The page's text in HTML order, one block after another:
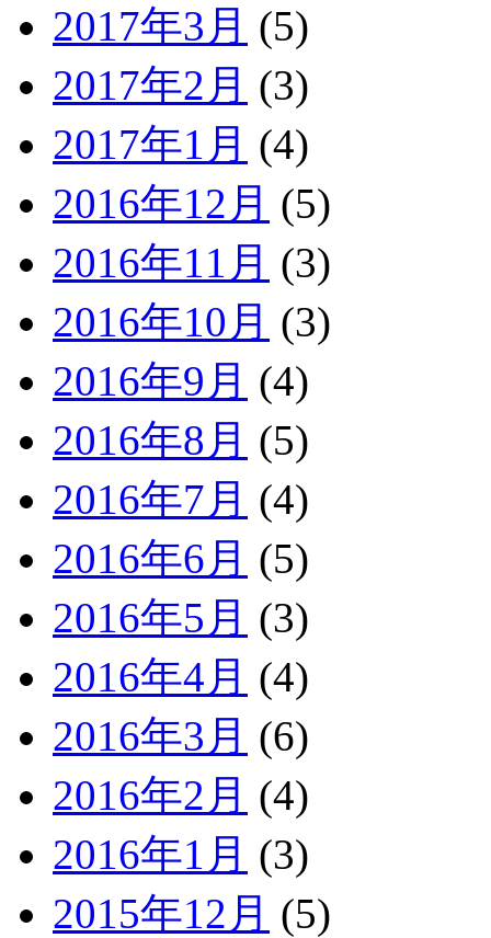
2017年3月 (5)
2017年2月 (3)
2017年1月 (4)
2016年12月 (5)
2016年11月 (3)
2016年10月 (3)
2016年9月 (4)
2016年8月 (5)
2016年7月 (4)
2016年6月 (5)
2016年5月 (3)
2016年4月 (4)
2016年3月 (6)
2016年2月 (4)
2016年1月 (3)
2015年12月 (5)